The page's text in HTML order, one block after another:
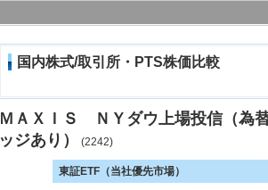
国内株式/取引所・PTS株価比較
ＭＡＸＩＳ ＮＹダウ上場投信（為
ッジあり）
(2242)
東証ETF（当社優先市場）